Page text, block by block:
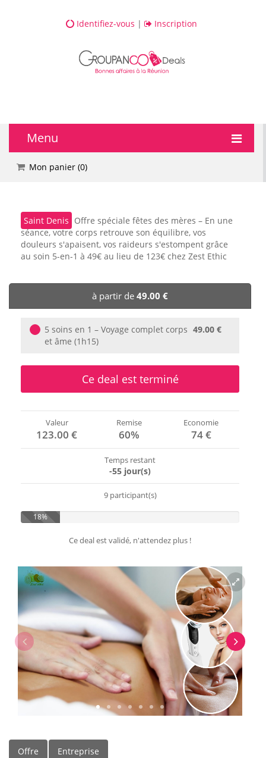
Identifiez-vous | Inscription
Menu
🔥 DEALS
💅 Beauté
🎯 Loisirs
🏨 Hôtels
🎈 Événements
Mon panier (0)
Saint Denis Offre spéciale fêtes des mères – En une
séance, votre corps retrouve son équilibre, vos
douleurs s'apaisent, vos raideurs s'estompent grâce
au soin 5-en-1 à 49€ au lieu de 123€ chez Zest Ethic
à partir de 49.00 €
5 soins en 1 – Voyage complet corps
et âme (1h15)
49.00 €
Ce deal est terminé
Valeur
123.00 €
Remise
60%
Economie
74 €
Temps restant
-55 jour(s)
9 participant(s)
18%
Ce deal est validé, n'attendez plus !
Offre Entreprise